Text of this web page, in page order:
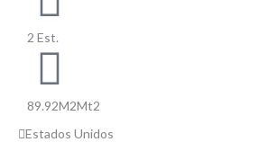
2 Est.
89.92M2Mt2
Estados Unidos